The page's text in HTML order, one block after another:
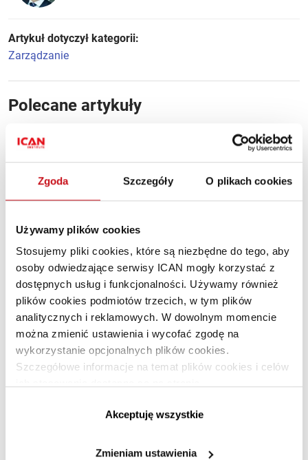
Zgoda Szczegóły O plikach cookies
Używamy plików cookies
Stosujemy pliki cookies, które są niezbędne do tego, aby
osoby odwiedzające serwisy ICAN mogły korzystać z
dostępnych usług i funkcjonalności. Używamy również
plików cookies podmiotów trzecich, w tym plików
analitycznych i reklamowych. W dowolnym momencie
można zmienić ustawienia i wycofać zgodę na
wykorzystanie opcjonalnych plików cookies.
Szczegółowe informacje na temat plików cookies i celów
Akceptuję wszystkie
Zmieniam ustawienia
Artykuł dotyczył kategorii:
Zarządzanie
Polecane artykuły
Czy potrzebujemy gwiazdy?
PREMIUM
Czy potrzebujemy gwiazdy? -
KOMENTARZ 2
PREMIUM